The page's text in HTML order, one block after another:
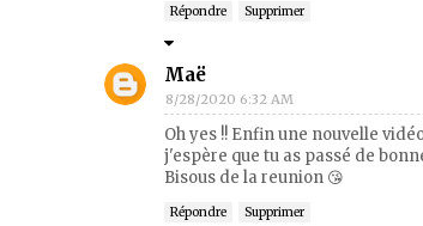
Répondre Supprimer
Maë
8/28/2020 6:32 AM
Oh yes !! Enfin une nouvelle
j'espère que tu as passé de
Bisous de la reunion 😘
Répondre Supprimer